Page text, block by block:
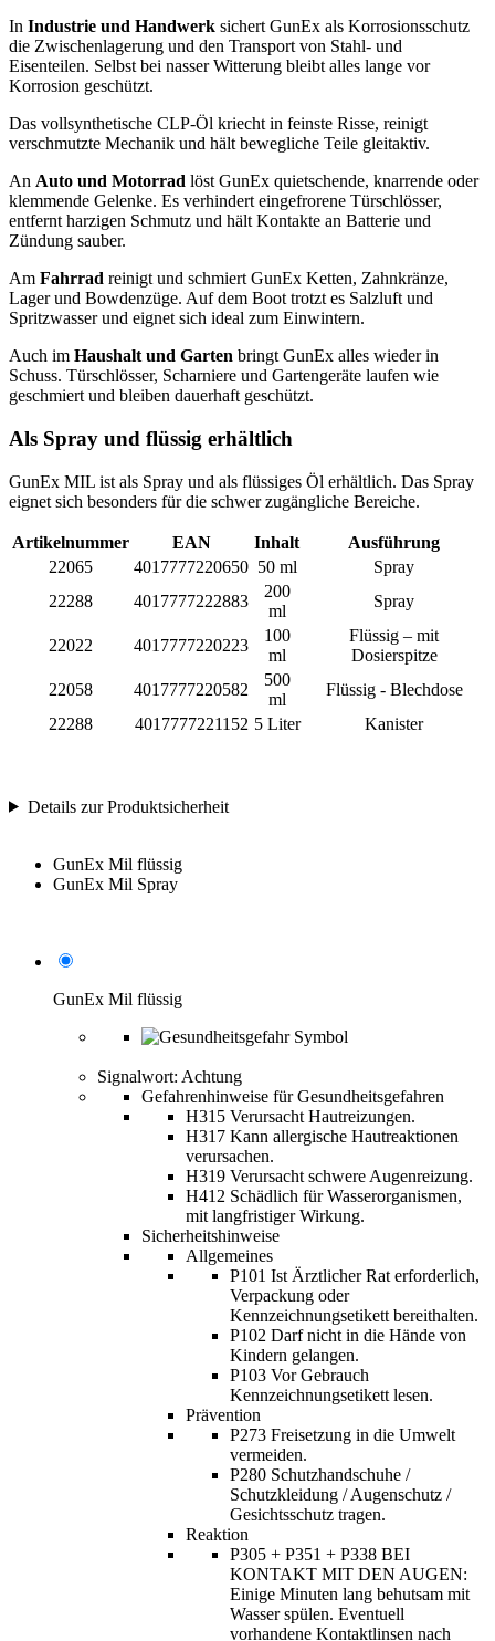
In Industrie und Handwerk sichert GunEx als Korrosionsschutz
die Zwischenlagerung und den Transport von Stahl- und
Eisenteilen. Selbst bei nasser Witterung bleibt alles lange vor
Korrosion geschützt.
Das vollsynthetische CLP-Öl kriecht in feinste Risse, reinigt
verschmutzte Mechanik und hält bewegliche Teile gleitaktiv.
An Auto und Motorrad löst GunEx quietschende, knarrende oder
klemmende Gelenke. Es verhindert eingefrorene Türschlösser,
entfernt harzigen Schmutz und hält Kontakte an Batterie und
Zündung sauber.
Am Fahrrad reinigt und schmiert GunEx Ketten, Zahnkränze,
Lager und Bowdenzüge. Auf dem Boot trotzt es Salzluft und
Spritzwasser und eignet sich ideal zum Einwintern.
Auch im Haushalt und Garten bringt GunEx alles wieder in
Schuss. Türschlösser, Scharniere und Gartengeräte laufen wie
geschmiert und bleiben dauerhaft geschützt.
Als Spray und flüssig erhältlich
GunEx MIL ist als Spray und als flüssiges Öl erhältlich. Das Spray
eignet sich besonders für die schwer zugängliche Bereiche.
Artikelnummer EAN Inhalt
Ausführung
22065
4017777220650 50 ml
Spray
22288
4017777222883
200
ml
Spray
22022 4017777220223
100
ml
Flüssig – mit
Dosierspitze
22058
4017777220582
500
ml
Flüssig - Blechdose
22288
4017777221152 5 Liter Kanister
Details zur Produktsicherheit
GunEx Mil flüssig
GunEx Mil Spray
GunEx Mil flüssig
Signalwort: Achtung
Gefahrenhinweise für Gesundheitsgefahren
H315 Verursacht Hautreizungen.
H317 Kann allergische Hautreaktionen
verursachen.
H319 Verursacht schwere Augenreizung.
H412 Schädlich für Wasserorganismen,
mit langfristiger Wirkung.
Sicherheitshinweise
Allgemeines
P101 Ist Ärztlicher Rat erforderlich,
Verpackung oder
Kennzeichnungsetikett bereithalten.
P102 Darf nicht in die Hände von
Kindern gelangen.
P103 Vor Gebrauch
Kennzeichnungsetikett lesen.
Prävention
P273 Freisetzung in die Umwelt
vermeiden.
P280 Schutzhandschuhe /
Schutzkleidung / Augenschutz /
Gesichtsschutz tragen.
Reaktion
P305 + P351 + P338 BEI
KONTAKT MIT DEN AUGEN:
Einige Minuten lang behutsam mit
Wasser spülen. Eventuell
vorhandene Kontaktlinsen nach